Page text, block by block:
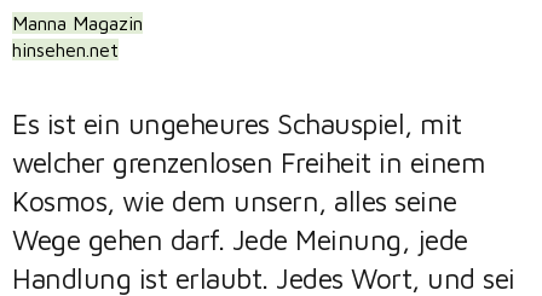
Manna Magazin
hinsehen.net
Es ist ein ungeheures Schauspiel, mit
welcher grenzenlosen Freiheit in einem
Kosmos, wie dem unsern, alles seine
Wege gehen darf. Jede Meinung, jede
Handlung ist erlaubt. Jedes Wort, und sei